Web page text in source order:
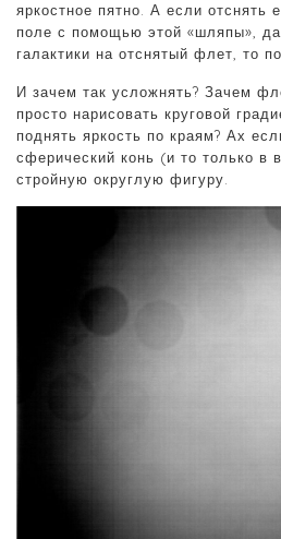
яркостное пятно. А если отснять
поле с помощью этой «шляпы»,
галактики на отснятый флет, то
И зачем так усложнять? Зачем
просто нарисовать круговой
поднять яркость по краям? Ах
сферический конь (и то только в
стройную округлую фигуру.